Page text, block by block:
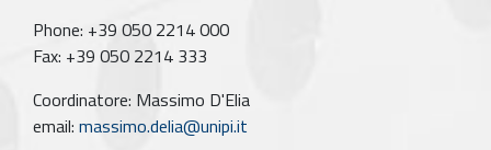
Phone: +39 050 2214 000
Fax: +39 050 2214 333
Coordinatore: Massimo D'Elia
email: massimo.delia@unipi.it